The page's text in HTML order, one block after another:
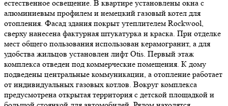
естественное освещение. В квартире установлены окна с
алюминиевым профилем и немецкий газовый котел для
отопления. Фасад здания покрыт утеплителем Rockwool,
сверху нанесена фактурная штукатурка и краска. При отделке
мест общего пользования использован керамогранит, а для
удобства жильцов установлен лифт Otis. Первый этаж
комплекса отведен под коммерческие помещения. К дому
подведены центральные коммуникации, а отопление работает
от индивидуальных газовых котлов. Вокруг комплекса
предусмотрена открытая территория с детской площадкой и